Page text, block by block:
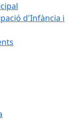
d'Infància i